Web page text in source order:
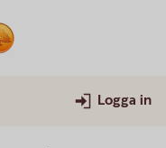
Logga in